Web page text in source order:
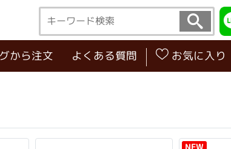
から注文 よくある質問 お気に入り